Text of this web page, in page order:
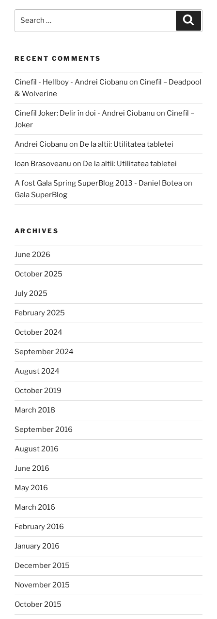
RECENT COMMENTS
Cinefil - Hellboy - Andrei Ciobanu on Cinefil – Deadpool
& Wolverine
Cinefil Joker: Delir în doi - Andrei Ciobanu on Cinefil –
Joker
Andrei Ciobanu on De la altii: Utilitatea tabletei
Ioan Brasoveanu on De la altii: Utilitatea tabletei
A fost Gala Spring SuperBlog 2013 - Daniel Boteaon
Gala SuperBlog
ARCHIVES
June 2026
October 2025
July 2025
February 2025
October 2024
September 2024
August 2024
October 2019
March 2018
September 2016
August 2016
June 2016
May 2016
March 2016
February 2016
January 2016
December 2015
November 2015
October 2015